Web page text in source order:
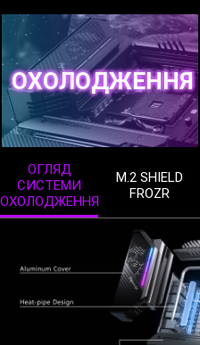
ОХОЛОДЖЕННЯ
ОГЛЯД
СИСТЕМИ
ОХОЛОДЖЕННЯ
M.2 SHIELD
FROZR